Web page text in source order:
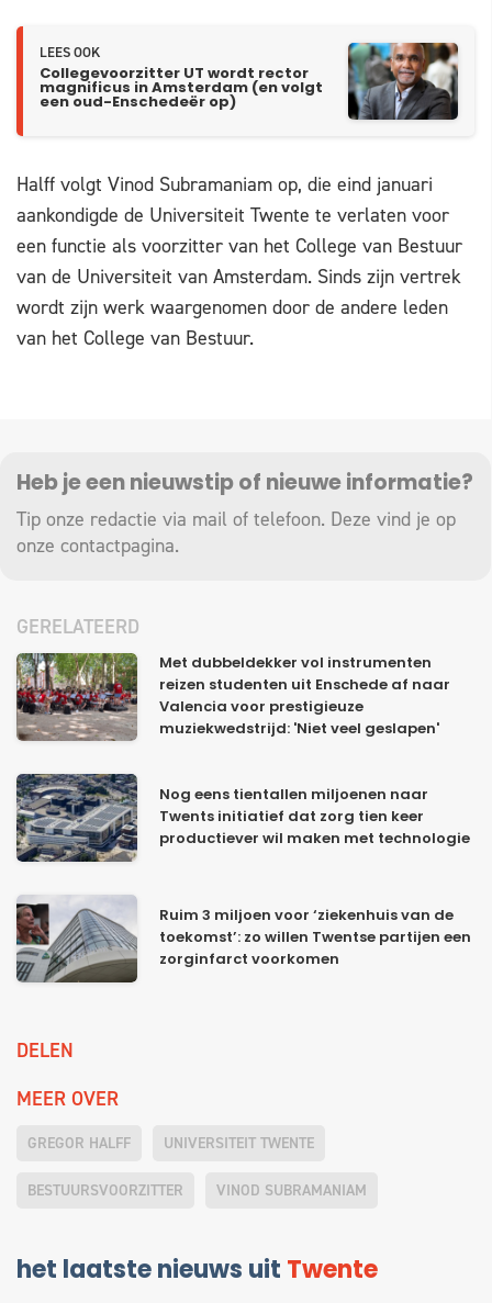
LEES OOK
Collegevoorzitter UT wordt rector
magnificus in Amsterdam (en volgt
een oud-Enschedeër op)
Halff volgt Vinod Subramaniam op, die eind januari
aankondigde de Universiteit Twente te verlaten voor
een functie als voorzitter van het College van Bestuur
van de Universiteit van Amsterdam. Sinds zijn vertrek
wordt zijn werk waargenomen door de andere leden
van het College van Bestuur.
Heb je een nieuwstip of nieuwe informatie?
Tip onze redactie via mail of telefoon. Deze vind je op
onze contactpagina.
GERELATEERD
Met dubbeldekker vol instrumenten
reizen studenten uit Enschede af naar
Valencia voor prestigieuze
muziekwedstrijd: 'Niet veel geslapen'
Nog eens tientallen miljoenen naar
Twents initiatief dat zorg tien keer
productiever wil maken met technologie
Ruim 3 miljoen voor ‘ziekenhuis van de
toekomst’: zo willen Twentse partijen een
zorginfarct voorkomen
DELEN
MEER OVER
GREGOR HALFF UNIVERSITEIT TWENTE
BESTUURSVOORZITTER VINOD SUBRAMANIAM
het laatste nieuws uit Twente